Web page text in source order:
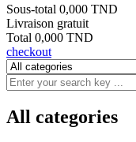
Sous-total 0,000 TND
Livraison gratuit
Total 0,000 TND
checkout
All categories